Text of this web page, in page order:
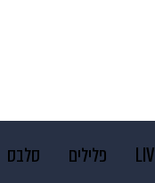
פלילים סלבס